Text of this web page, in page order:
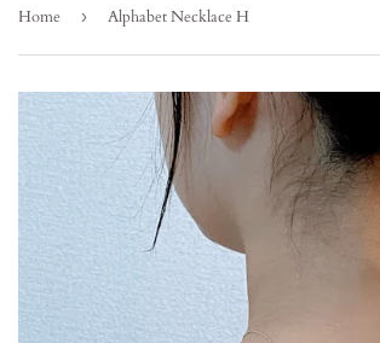
Home › Alphabet Necklace H